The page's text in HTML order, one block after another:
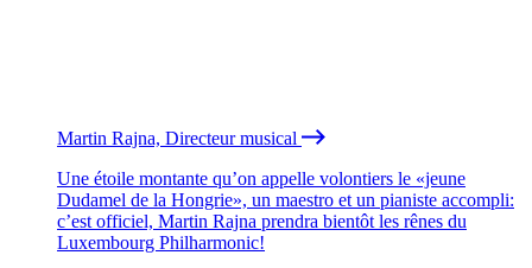
Martin Rajna, Directeur musical
Une étoile montante qu’on appelle volontiers le «jeune
Dudamel de la Hongrie», un maestro et un pianiste accompli:
c’est officiel, Martin Rajna prendra bientôt les rênes du
Luxembourg Philharmonic!